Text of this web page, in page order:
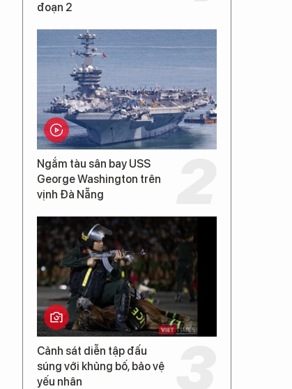
đoạn 2
Ngắm tàu sân bay USS
George Washington trên
vịnh Đà Nẵng
Cảnh sát diễn tập đấu
súng với khủng bố, bảo vệ
yếu nhân